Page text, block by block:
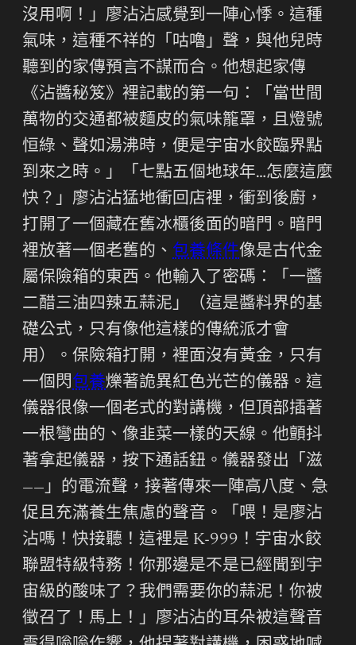
沒用啊！」廖沾沾感覺到一陣心悸。這種
氣味，這種不祥的「咕嚕」聲，與他兒時
聽到的家傳預言不謀而合。他想起家傳
《沾醬秘笈》裡記載的第一句：「當世間
萬物的交通都被麵皮的氣味籠罩，且燈號
恒綠、聲如湯沸時，便是宇宙水餃臨界點
到來之時。」「七點五個地球年…怎麼這麼
快？」廖沾沾猛地衝回店裡，衝到後廚，
打開了一個藏在舊冰櫃後面的暗門。暗門
裡放著一個老舊的、 包養條件像是古代金
屬保險箱的東西。他輸入了密碼：「一醬
二醋三油四辣五蒜泥」（這是醬料界的基
礎公式，只有像他這樣的傳統派才會
用）。保險箱打開，裡面沒有黃金，只有
一個閃包養爍著詭異紅色光芒的儀器。這
儀器很像一個老式的對講機，但頂部插著
一根彎曲的、像韭菜一樣的天線。他顫抖
著拿起儀器，按下通話鈕。儀器發出「滋
——」的電流聲，接著傳來一陣高八度、急
促且充滿養生焦慮的聲音。「喂！是廖沾
沾嗎！快接聽！這裡是 K-999！宇宙水餃
聯盟特級特務！你那邊是不是已經聞到宇
宙級的酸味了？我們需要你的蒜泥！你被
徵召了！馬上！」廖沾沾的耳朵被這聲音